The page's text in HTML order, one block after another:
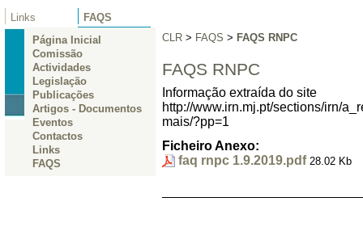
Links
FAQS
Página Inicial
Comissão
Actividades
Legislação
Publicações
Artigos - Documentos
Eventos
Contactos
Links
FAQS
CLR> FAQS > FAQS RNPC
FAQS RNPC
Informação extraída do site
http://www.irn.mj.pt/sections/irn/
mais/?pp=1
Ficheiro Anexo:
faq rnpc 1.9.2019.pdf 28.02 Kb